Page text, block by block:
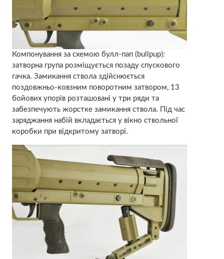
Компонування за схемою булл-пап (bullpup):
затворна група розміщується позаду спускового
гачка. Замикання ствола здійснюється
поздовжньо-ковзним поворотним затвором, 13
бойових упорів розташовані у три ряди та
забезпечують жорстке замикання ствола. Під час
заряджання набій вкладається у вікно ствольної
коробки при відкритому затворі.